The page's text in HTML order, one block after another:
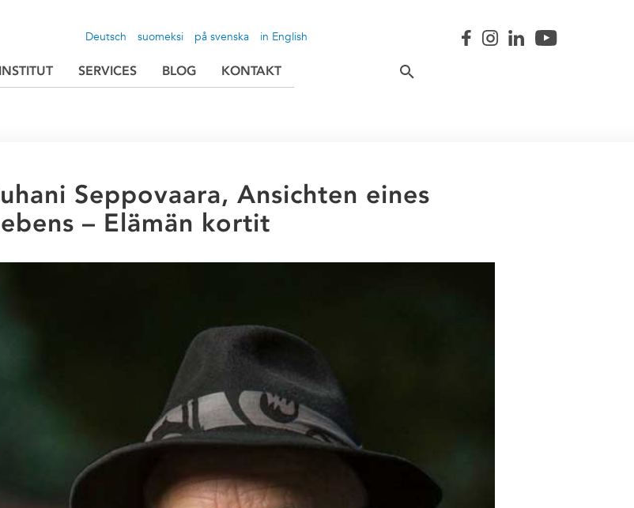
suomeksi
Deutsch på svenska in English
INSTITUT SERVICES BLOG KONTAKT
Seppovaara, Ansichten eines
– Elämän kortit